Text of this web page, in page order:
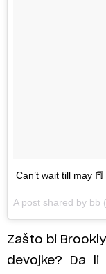
Can’t wait till may 📕
A post shared by bb
Zašto bi
devojke? Da